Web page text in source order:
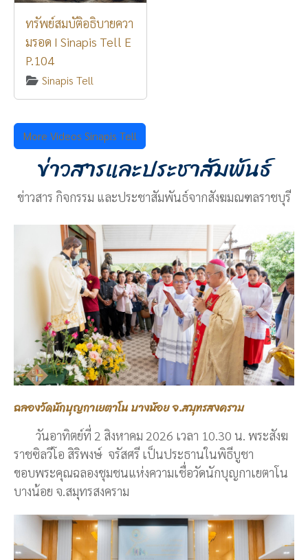
ทรัพย์สมบัติอธิบายควา
มรอด I Sinapis Tell E
P.104
Sinapis Tell
More Videos Sinapis Tell
ข่าวสารและประชาสัมพันธ์
ข่าวสาร กิจกรรม และประชาสัมพันธ์จากสังฆมณฑลราชบุรี
ฉลองวัดนักบุญกาเยตาโน บางน้อย จ.สมุทรสงคราม
วันอาทิตย์ที่ 2 สิงหาคม 2026 เวลา 10.30 น. พระสังฆ
ราชซิลวีโอ สิริพงษ์ จรัสศรี เป็นประธานในพิธีบูชา
ขอบพระคุณฉลองชุมชนแห่งความเชื่อวัดนักบุญกาเยตาโน
บางน้อย จ.สมุทรสงคราม